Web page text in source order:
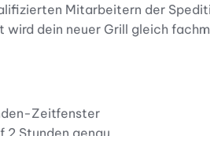
Mitarbeitern der
wird dein neuer Grill gleich
Zeitfenster
2 Stunden genau